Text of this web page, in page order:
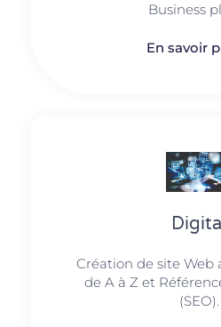
Business
En savoir
Création de site Web
de A à Z et
(SEO).